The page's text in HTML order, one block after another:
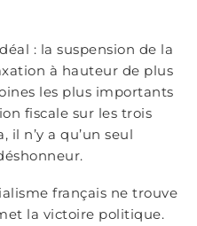
: la suspension de la
à hauteur de plus
les plus importants
fiscale sur les trois
il n’y a qu’un seul
français ne trouve
la victoire politique.